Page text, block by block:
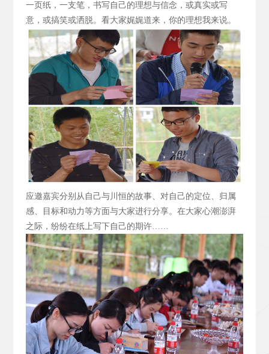
一页纸，一支笔，书写自己的理想与信念，或真实或写
意，或搞笑或洒脱。看大家娓娓道来，你的理想我来说。
应邀嘉宾分别从自己与川恒的故事、对自己的定位、归属
感、目标和动力等方面与大家进行分享。在大家心潮澎湃
之际，纷纷在纸上写下自己的期许……